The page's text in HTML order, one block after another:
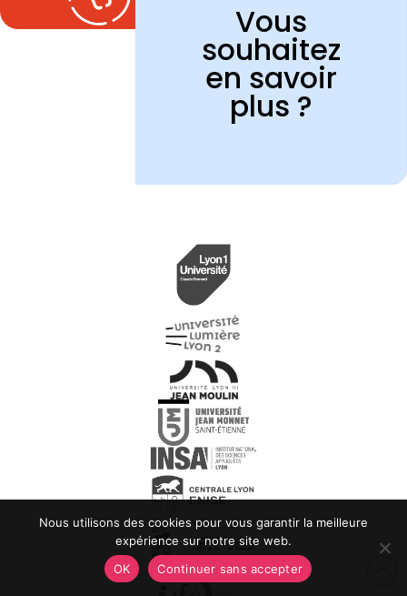
Vous
souhaitez
en savoir
plus ?
Nous utilisons des cookies pour vous garantir la meilleure
expérience sur notre site web.
OK
Continuer sans accepter